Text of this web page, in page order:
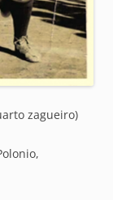
zagueiro)